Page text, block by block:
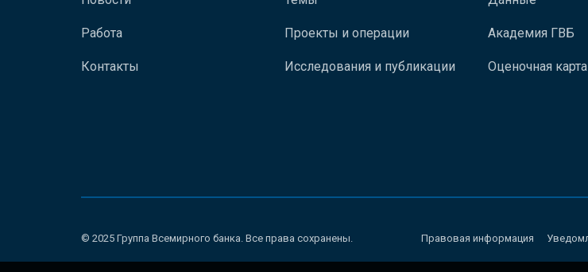
Работа
Контакты
Проекты и операции
Исследования и публикации
Академия ГВБ
Оценочная
© 2025 Группа Всемирного банка. Все права сохранены. Правовая информация